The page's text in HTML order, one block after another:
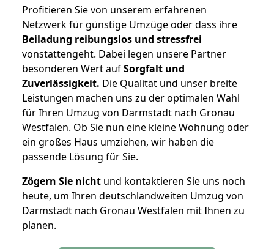
Profitieren Sie von unserem erfahrenen
Netzwerk für günstige Umzüge oder dass ihre
Beiladung reibungslos und stressfrei
vonstattengeht. Dabei legen unsere Partner
besonderen Wert aufSorgfalt und
Zuverlässigkeit. Die Qualität und unser breite
Leistungen machen uns zu der optimalen Wahl
für Ihren Umzug von Darmstadt nach Gronau
Westfalen. Ob Sie nun eine kleine Wohnung oder
ein großes Haus umziehen, wir haben die
passende Lösung für Sie.
Zögern Sie nicht und kontaktieren Sie uns noch
heute, um Ihren deutschlandweiten Umzug von
Darmstadt nach Gronau Westfalen mit Ihnen zu
planen.